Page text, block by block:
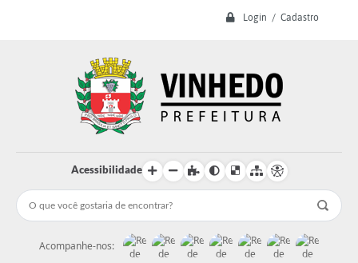
Login / Cadastro
Acessibilidade
Acompanhe-nos: